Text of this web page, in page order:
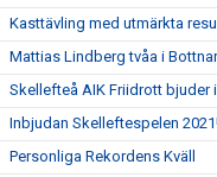
Kasttävling med utmärkta
Mattias Lindberg tvåa i
Skellefteå AIK Friidrott bjuder
Inbjudan Skelleftespelen
Personliga Rekordens Kväll